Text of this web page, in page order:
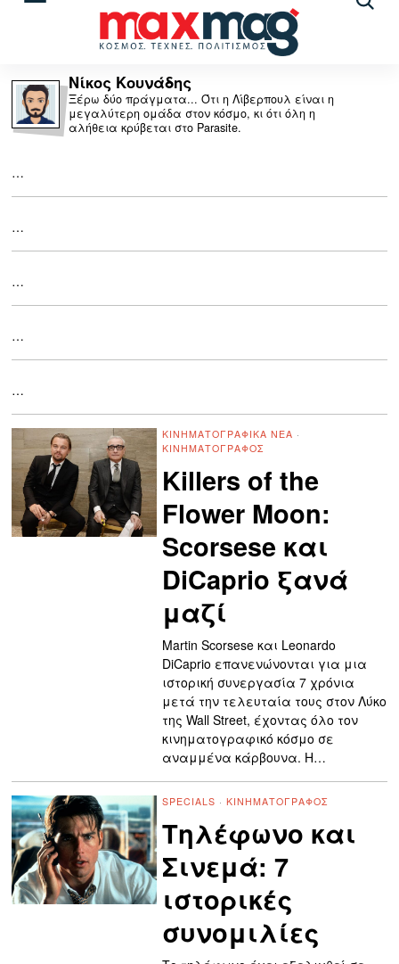
Νίκος Κουνάδης
Ξέρω δύο πράγματα... Ότι η Λίβερπουλ είναι η
μεγαλύτερη ομάδα στον κόσμο, κι ότι όλη η
αλήθεια κρύβεται στο Parasite.
…
…
…
…
…
ΚΙΝΗΜΑΤΟΓΡΑΦΙΚΆ ΝΈΑ ·
ΚΙΝΗΜΑΤΟΓΡΆΦΟΣ
Killers of the
Flower Moon:
Scorsese και
DiCaprio ξανά
μαζί
Martin Scorsese και Leonardo
DiCaprio επανενώνονται για μια
ιστορική συνεργασία 7 χρόνια
μετά την τελευταία τους στον Λύκο
της Wall Street, έχοντας όλο τον
κινηματογραφικό κόσμο σε
αναμμένα κάρβουνα. Η…
SPECIALS · ΚΙΝΗΜΑΤΟΓΡΆΦΟΣ
Τηλέφωνο και
Σινεμά: 7
ιστορικές
συνομιλίες